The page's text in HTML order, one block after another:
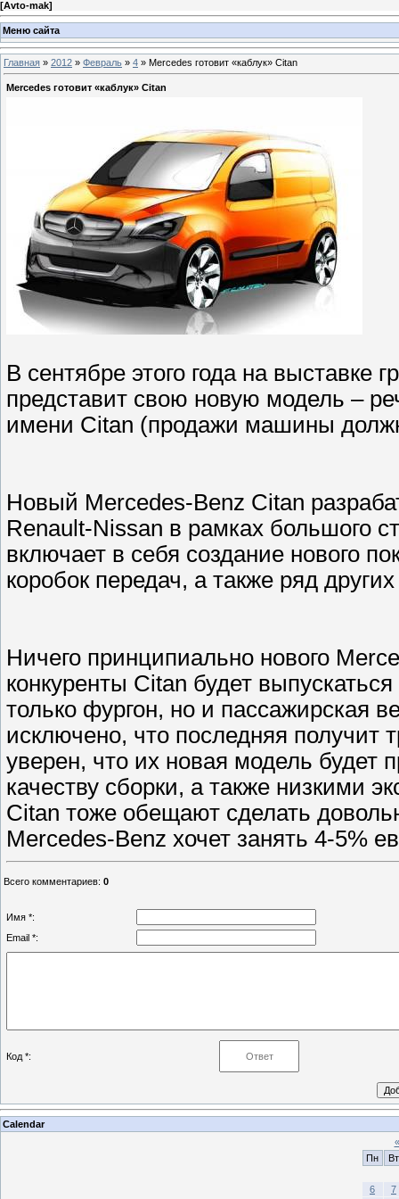
[Avto-mak]
Меню сайта
Главная » 2012 » Февраль » 4 » Mercedes готовит «каблук» Citan
Mercedes готовит «каблук» Citan
В сентябре этого года на выставке
представит свою новую модель –
имени Citan (продажи машины
Новый Mercedes-Benz Citan
Renault-Nissan в рамках большого
включает в себя создание нового
коробок передач, а также ряд
Ничего принципиально нового
конкуренты Citan будет
только фургон, но и пассажирская
исключено, что последняя получит
уверен, что их новая модель будет
качеству сборки, а также низкими
Citan тоже обещают сделать
Mercedes-Benz хочет занять 4-5%
Всего комментариев: 0
Имя *:
Email *:
Код *:
Calendar
«
Пн
Вт
6
7